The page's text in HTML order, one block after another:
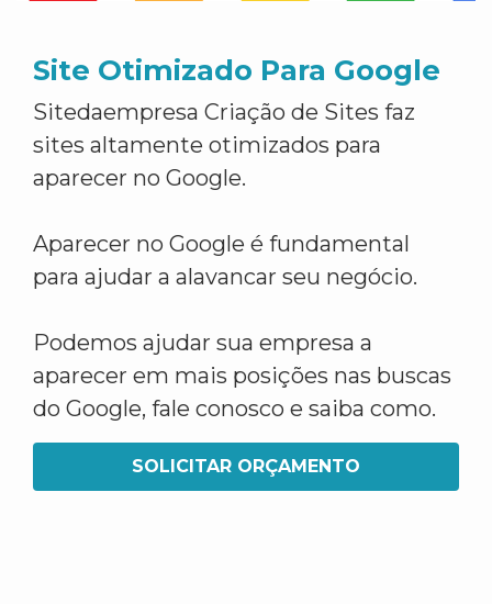
Site Otimizado Para Google
Sitedaempresa Criação de Sites faz
sites altamente otimizados para
aparecer no Google.
Aparecer no Google é fundamental
para ajudar a alavancar seu negócio.
Podemos ajudar sua empresa a
aparecer em mais posições nas buscas
do Google, fale conosco e saiba como.
SOLICITAR ORÇAMENTO